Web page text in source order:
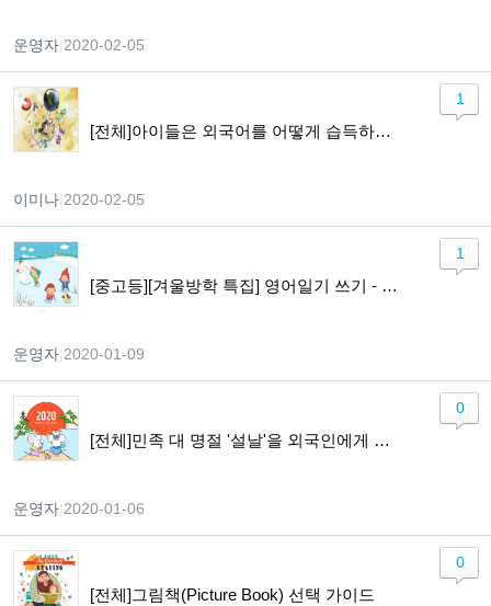
운영자 2020-02-05
[전체]아이들은 외국어를 어떻게 습득하게 되나요?
이미나 2020-02-05
1
[중고등][겨울방학 특집] 영어일기 쓰기 - Lets Keep a Diary in English
운영자 2020-01-09
1
[전체]민족 대 명절 '설날'을 외국인에게 소개하기!!
운영자 2020-01-06
0
[전체]그림책(Picture Book) 선택 가이드
0